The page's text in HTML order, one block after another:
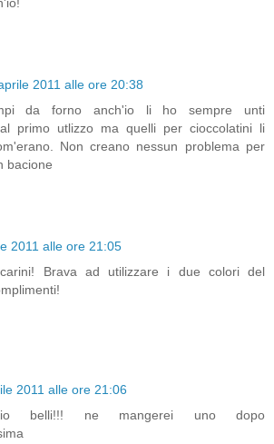
2011 alle ore 20:38
da forno anch'io li ho sempre unti
primo utlizzo ma quelli per cioccolatini li
Non creano nessun problema per
bacione
2011 alle ore 21:05
Brava ad utilizzare i due colori del
2011 alle ore 21:06
belli!!! ne mangerei uno dopo